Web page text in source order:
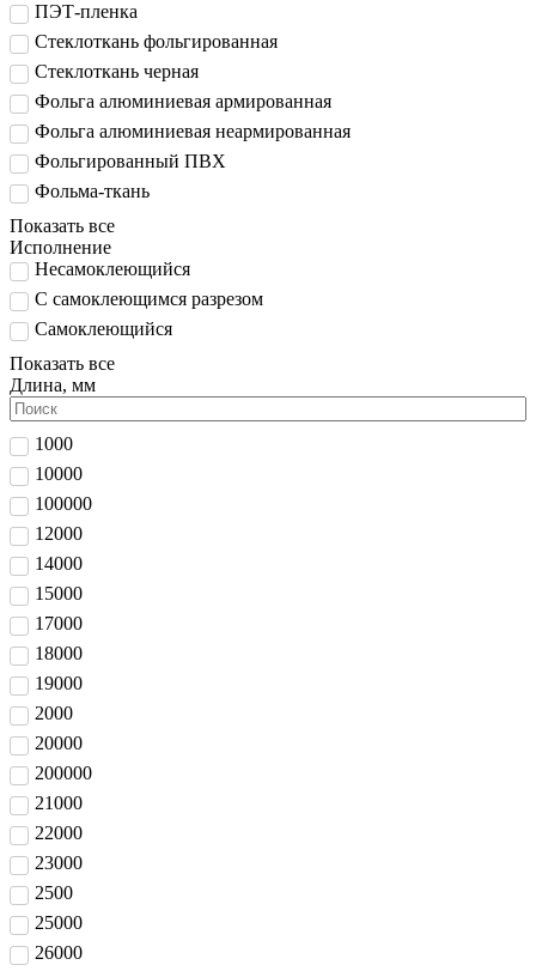
ПЭТ-пленка
Стеклоткань фольгированная
Стеклоткань черная
Фольга алюминиевая армированная
Фольга алюминиевая неармированная
Фольгированный ПВХ
Фольма-ткань
Показать все
Исполнение
Несамоклеющийся
С самоклеющимся разрезом
Самоклеющийся
Показать все
Длина, мм
1000
10000
100000
12000
14000
15000
17000
18000
19000
2000
20000
200000
21000
22000
23000
2500
25000
26000